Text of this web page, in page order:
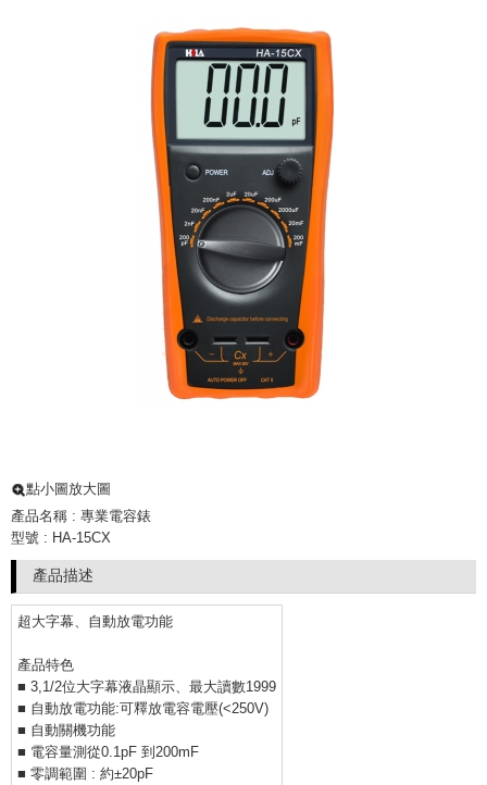
點小圖放大圖
產品名稱 : 專業電容錶
型號 : HA-15CX
產品描述
超大字幕、自動放電功能
產品特色
■ 3,1/2位大字幕液晶顯示、最大讀數1999
■ 自動放電功能:可釋放電容電壓(<250V)
■ 自動關機功能
■ 電容量測從0.1pF 到200mF
■ 零調範圍 : 約±20pF